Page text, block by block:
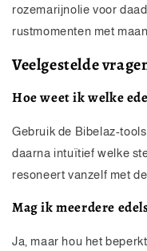
rozemarijnolie voor
rustmomenten met
Veelgestelde
Hoe weet ik welke
Gebruik de Bibelaz-
daarna intuïtief welke
resoneert vanzelf met
Mag ik meerdere
Ja, maar hou het